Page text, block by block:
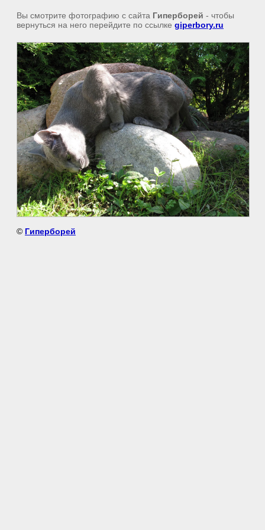
Вы смотрите фотографию с сайта Гиперборей - чтобы
вернуться на него перейдите по ссылке giperbory.ru
© Гиперборей